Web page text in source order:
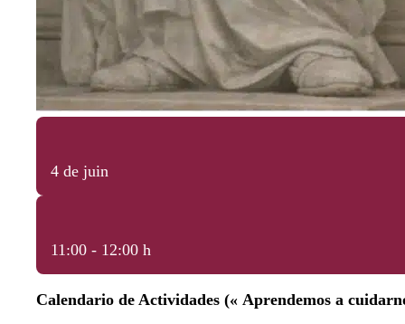
4 de juin
11:00 - 12:00 h
Calendario de Actividades (« Aprendemos a